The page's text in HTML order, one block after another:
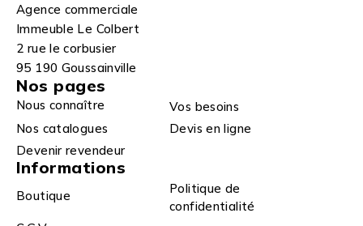
Agence commerciale
Immeuble Le Colbert
2 rue le corbusier
95 190 Goussainville
Nos pages
Nous connaître
Vos besoins
Nos catalogues
Devis en ligne
Devenir revendeur
Informations
Boutique
Politique de
confidentialité